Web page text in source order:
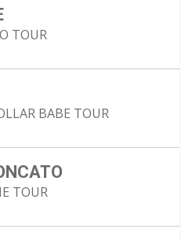
TOUR
BABE TOUR
TOUR